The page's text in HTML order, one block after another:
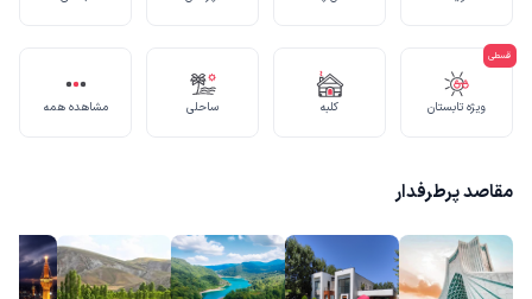
قسطی
ویژه تابستان کلبه ساحلی مشاهده همه
مقاصد پرطرفدار